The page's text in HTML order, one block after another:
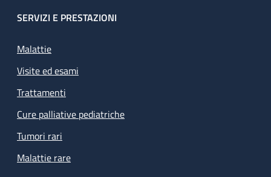
SERVIZI E PRESTAZIONI
Malattie
Visite ed esami
Trattamenti
Cure palliative pediatriche
Tumori rari
Malattie rare